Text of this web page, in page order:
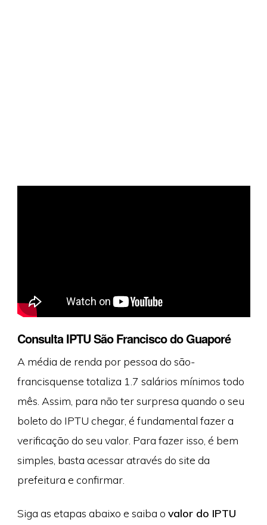
Consulta IPTU São Francisco do Guaporé
A média de renda por pessoa do são-
francisquense totaliza 1.7 salários mínimos todo
mês. Assim, para não ter surpresa quando o seu
boleto do IPTU chegar, é fundamental fazer a
verificação do seu valor. Para fazer isso, é bem
simples, basta acessar através do site da
prefeitura e confirmar.
Siga as etapas abaixo e saiba o valor do IPTU